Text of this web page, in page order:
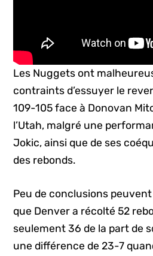
Les Nuggets ont
contraints d’essuyer le
109-105 face à Donovan
l’Utah, malgré une
Jokic, ainsi que de ses
des rebonds.
Peu de conclusions
que Denver a récolté 52
seulement 36 de la part de
une différence de 23-7